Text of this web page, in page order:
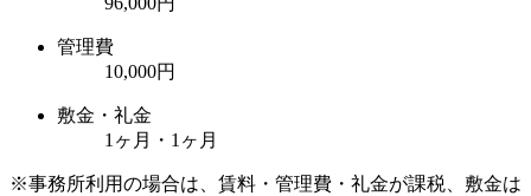
管理費
10,000円
敷金・礼金
1ヶ月・1ヶ月
※事務所利用の場合は、賃料・管理費・礼金が課税、敷金は